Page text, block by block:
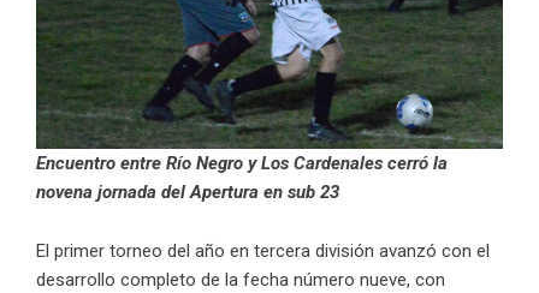
Encuentro entre Río Negro y Los Cardenales cerró la
novena jornada del Apertura en sub 23
El primer torneo del año en tercera división avanzó con el
desarrollo completo de la fecha número nueve, con